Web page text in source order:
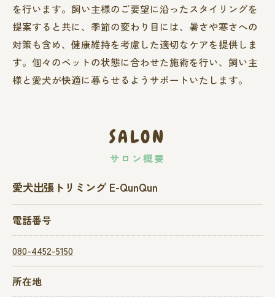
を行います。飼い主様のご要望に沿ったスタイリングを
提案すると共に、季節の変わり目には、暑さや寒さへの
対策も含め、健康維持を考慮した適切なケアを提供しま
す。個々のペットの状態に合わせた施術を行い、飼い主
様と愛犬が快適に暮らせるようサポートいたします。
サロン概要
SALON
愛犬出張トリミング E-QunQun
電話番号
080-4452-5150
所在地